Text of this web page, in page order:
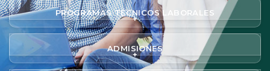
PROGRAMAS TÉCNICOS LABORALES
+
ADMISIONES
+